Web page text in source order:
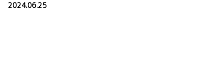
2024.06.25